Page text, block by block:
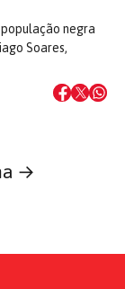
negra
Soares,
→